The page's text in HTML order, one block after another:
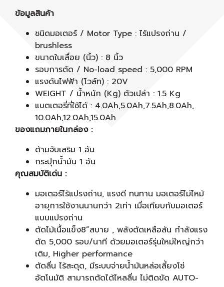
ข้อมูลสินค้า
ชนิดมอเตอร์ / Motor Type : ไร้แปรงถ่าน /
brushless
ขนาดใบเลื่อย (นิ้ว) : 8 นิ้ว
รอบการตัด / No-load speed : 5,000 RPM
แรงดันไฟฟ้า (โวล์ท) : 20V
WEIGHT / น้ำหนัก (Kg) ตัวเปล่า : 1.5 Kg
แบตเตอรี่ที่ใช้ได้ : 4.0Ah,5.0Ah,7.5Ah,8.0Ah,
10.0Ah,12.0Ah,15.0Ah
ของแถมภายในกล่อง :
ด้ามจับเสริม 1 อัน
กระปุกน้ำมัน 1 อัน
คุณสมบัติเด่น :
มอเตอร์ไร้แปรงถ่าน, แรงดี ทนทาน มอเตอร์ไม่ไหม้
อายุการใช้งานนานกว่า 2เท่า เมื่อเทียบกับมอเตอร์
แบบแปรงถ่าน
ตัดไม้เนื้อแข็ง8”สบาย , พลังตัดเหลือล้น กำลังแรง
ตัด 5,000 รอบ/นาที ด้วยมอเตอร์รุ่นใหม่ใหญ่กว่า
เดิม, Higher performance
ตัดลื่น ไร้สะดุด, มีระบบจ่ายน้ำมันหล่อเลี้ยงโซ่
อัตโนมัติ สามารถตัดได้ไหลลื่น ไม่ติดขัด AUTO-